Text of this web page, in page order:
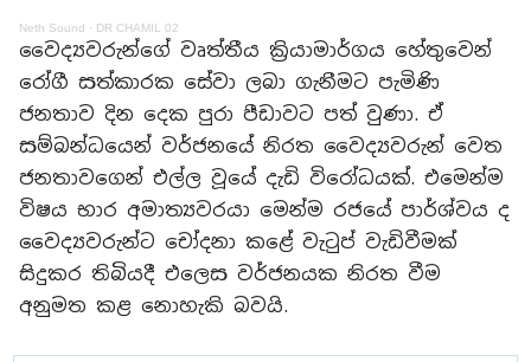
Neth Sound · DR CHAMIL 02
වෛද්‍යවරුන්ගේ වෘත්තීය ක්‍රියාමාර්ගය හේතුවෙන්
රෝගී සත්කාරක සේවා ලබා ගැනීමට පැමිණි
ජනතාව දින දෙක පුරා පීඩාවට පත් වුණා. ඒ
සම්බන්ධයෙන් වර්ජනයේ නිරත වෛද්‍යවරුන් වෙත
ජනතාවගෙන් එල්ල වූයේ දැඩි විරෝධයක්. එමෙන්ම
විෂය භාර අමාත්‍යවරයා මෙන්ම රජයේ පාර්ශ්වය ද
වෛද්‍යවරුන්ට චෝදනා කළේ වැටුප් වැඩිවීමක්
සිදුකර තිබියදී එලෙස වර්ජනයක නිරත වීම
අනුමත කළ නොහැකි බවයි.